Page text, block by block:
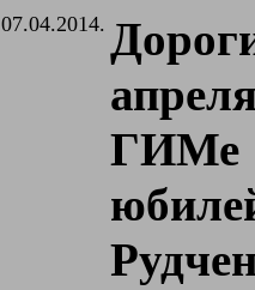
07.04.2014.